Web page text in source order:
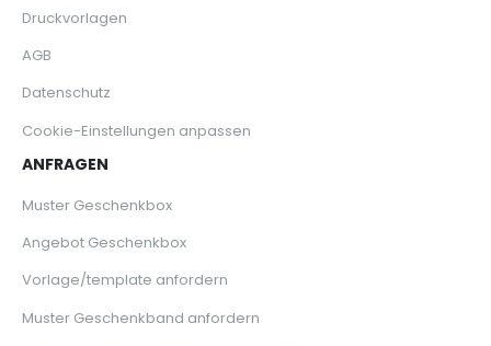
Druckvorlagen
AGB
Datenschutz
Cookie-Einstellungen anpassen
ANFRAGEN
Muster Geschenkbox
Angebot Geschenkbox
Vorlage/template anfordern
Muster Geschenkband anfordern